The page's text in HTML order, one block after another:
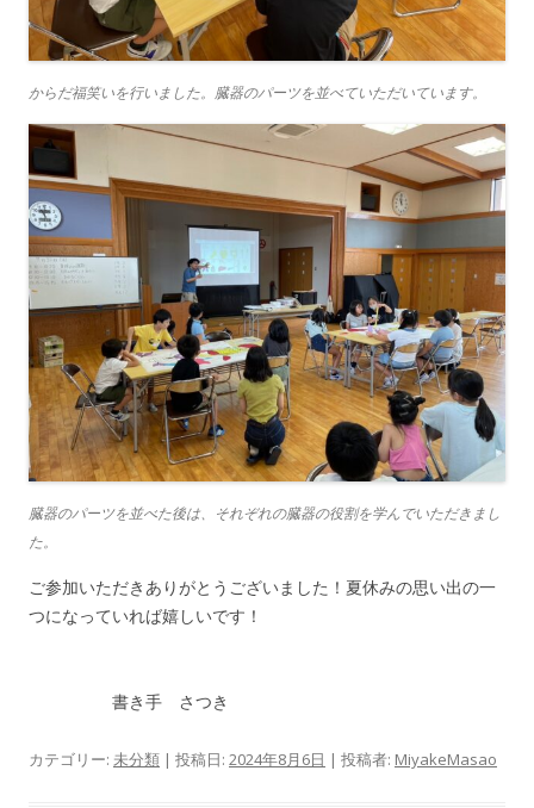
からだ福笑いを行いました。臓器のパーツを並べていただいています。
臓器のパーツを並べた後は、それぞれの臓器の役割を学んでいただきまし
た。
ご参加いただきありがとうございました！夏休みの思い出の一
つになっていれば嬉しいです！
書き手 さつき
カテゴリー: 未分類 | 投稿日: 2024年8月6日 | 投稿者: MiyakeMasao